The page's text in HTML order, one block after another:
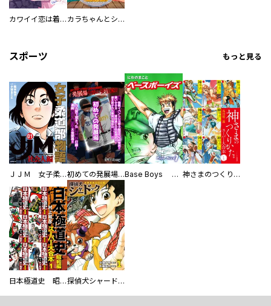
カワイイ恋は着飾らない カラちゃんとシトーさんと、 【分冊版】
スポーツ もっと見る
ＪＪＭ 女子柔道部物語 社会人編 初めての発展場 【白抜き修正版】 Base Boys 新装版 神さまのつくりかた。スーパー大合本
日本極道史 昭和編 スーパー大合本 探偵犬シャードック（新装版）